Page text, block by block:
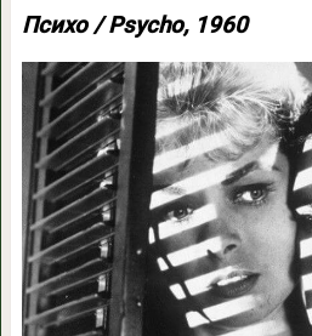
Психо / Psycho, 1960